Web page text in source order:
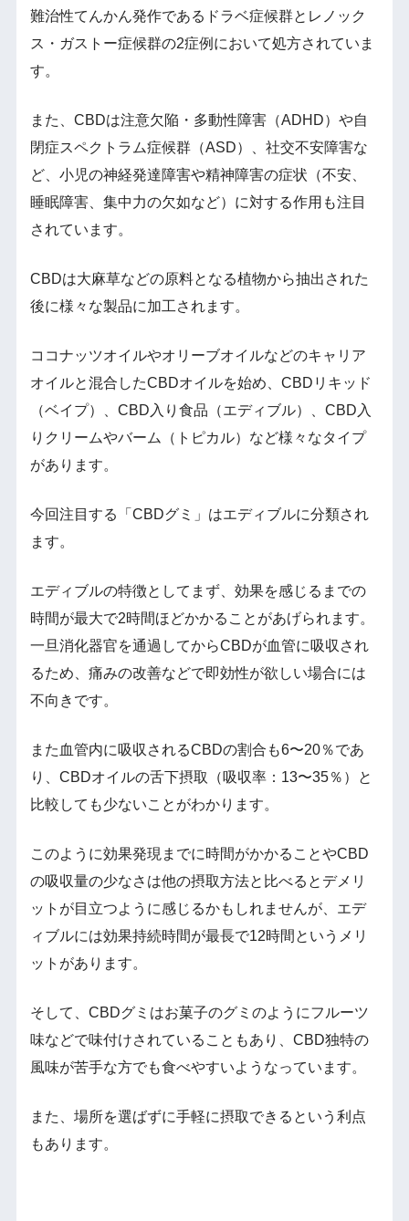
難治性てんかん発作であるドラベ症候群とレノック
ス・ガストー症候群の2症例において処方されていま
す。
また、CBDは注意欠陥・多動性障害（ADHD）や自
閉症スペクトラム症候群（ASD）、社交不安障害な
ど、小児の神経発達障害や精神障害の症状（不安、
睡眠障害、集中力の欠如など）に対する作用も注目
されています。
CBDは大麻草などの原料となる植物から抽出された
後に様々な製品に加工されます。
ココナッツオイルやオリーブオイルなどのキャリア
オイルと混合したCBDオイルを始め、CBDリキッド
（ベイプ）、CBD入り食品（エディブル）、CBD入
りクリームやバーム（トピカル）など様々なタイプ
があります。
今回注目する「CBDグミ」はエディブルに分類され
ます。
エディブルの特徴としてまず、効果を感じるまでの
時間が最大で2時間ほどかかることがあげられます。
一旦消化器官を通過してからCBDが血管に吸収され
るため、痛みの改善などで即効性が欲しい場合には
不向きです。
また血管内に吸収されるCBDの割合も6〜20％であ
り、CBDオイルの舌下摂取（吸収率：13〜35％）と
比較しても少ないことがわかります。
このように効果発現までに時間がかかることやCBD
の吸収量の少なさは他の摂取方法と比べるとデメリ
ットが目立つように感じるかもしれませんが、エデ
ィブルには効果持続時間が最長で12時間というメリ
ットがあります。
そして、CBDグミはお菓子のグミのようにフルーツ
味などで味付けされていることもあり、CBD独特の
風味が苦手な方でも食べやすいようなっています。
また、場所を選ばずに手軽に摂取できるという利点
もあります。